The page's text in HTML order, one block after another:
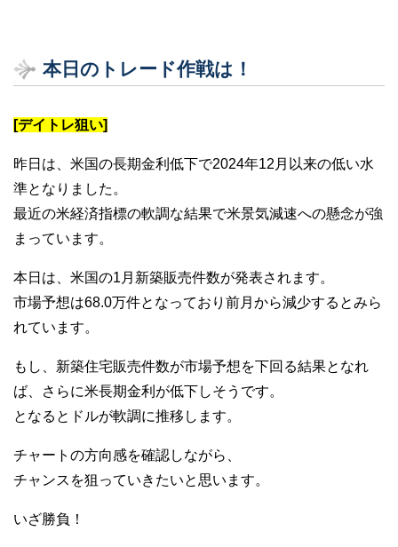
本日のトレード作戦は！
[デイトレ狙い]
昨日は、米国の長期金利低下で2024年12月以来の低い水
準となりました。
最近の米経済指標の軟調な結果で米景気減速への懸念が強
まっています。
本日は、米国の1月新築販売件数が発表されます。
市場予想は68.0万件となっており前月から減少するとみら
れています。
もし、新築住宅販売件数が市場予想を下回る結果となれ
ば、さらに米長期金利が低下しそうです。
となるとドルが軟調に推移します。
チャートの方向感を確認しながら、
チャンスを狙っていきたいと思います。
いざ勝負！